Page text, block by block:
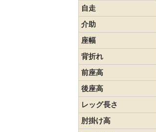
自走
介助
座幅
背折れ
前座高
後座高
レッグ長さ
肘掛け高